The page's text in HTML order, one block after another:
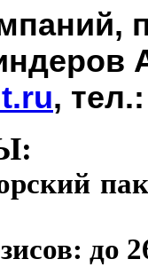
.ru,
до